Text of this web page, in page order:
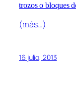
trozos o bloques
(más…)
16 julio, 2013